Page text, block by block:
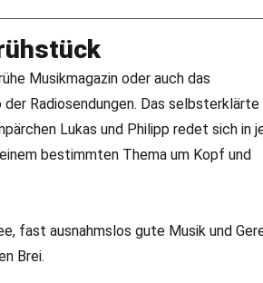
Musikmagazin oder auch das
der Radiosendungen. Das selbsterklärte
Lukas und Philipp redet sich in
bestimmten Thema um Kopf und
fast ausnahmslos gute Musik und
Brei.